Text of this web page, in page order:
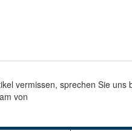
vermissen, sprechen Sie uns
von